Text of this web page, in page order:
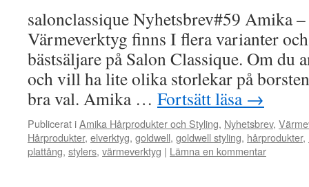
salonclassique Nyhetsbrev#59 Amika
Värmeverktyg finns I flera varianter
bästsäljare på Salon Classique. Om du
och vill ha lite olika storlekar på
bra val. Amika … Fortsätt läsa →
Publicerat iAmika Hårprodukter och Styling, Nyhetsbrev,
Hårprodukter, elverktyg, goldwell, goldwell styling, hårprodukter,
plattång, stylers, värmeverktyg | Lämna en kommentar